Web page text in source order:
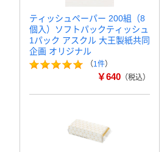
ティッシュペーパー 200組（8
個入）ソフトパックティッシュ
1パック アスクル 大王製紙共同
企画 オリジナル
（1件）
￥640 （税込）